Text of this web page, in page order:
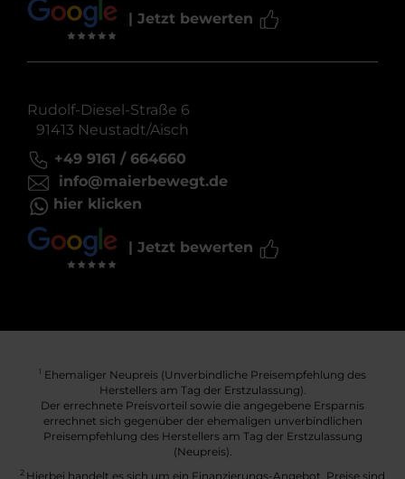
| Jetzt bewerten
Rudolf-Diesel-Straße 6
91413 Neustadt/Aisch
+49 9161 / 664660
info@maierbewegt.de
hier klicken
| Jetzt bewerten
1
Ehemaliger Neupreis (Unverbindliche Preisempfehlung des
Herstellers am Tag der Erstzulassung).
Der errechnete Preisvorteil sowie die angegebene Ersparnis
errechnet sich gegenüber der ehemaligen unverbindlichen
Preisempfehlung des Herstellers am Tag der Erstzulassung
(Neupreis).
2 Hierbei handelt es sich um ein Finanzierungs-Angebot. Preise sind